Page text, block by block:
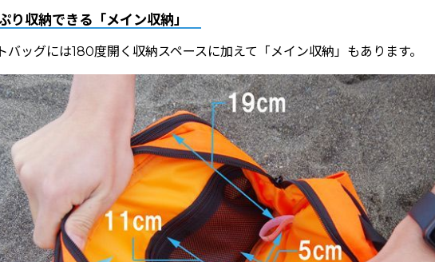
り収納できる「メイン収納」
バッグには180度開く収納スペースに加えて「メイン収納」もあります。